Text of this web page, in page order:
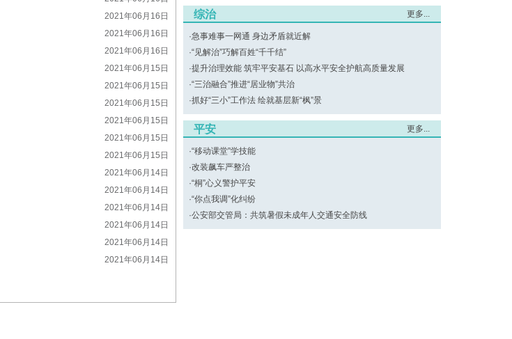
2021年06月16日
2021年06月16日
2021年06月16日
2021年06月15日
2021年06月15日
2021年06月15日
2021年06月15日
2021年06月15日
2021年06月15日
2021年06月14日
2021年06月14日
2021年06月14日
2021年06月14日
2021年06月14日
2021年06月14日
综治 更多...
·急事难事一网通 身边矛盾就近解
·“见解治”巧解百姓“千千结”
·提升治理效能 筑牢平安基石 以高水平安全护航高质量发展
·“三治融合”推进“居业物”共治
·抓好“三小”工作法 绘就基层新“枫”景
平安 更多...
·“移动课堂”学技能
·改装飙车严整治
·“桐”心义警护平安
·“你点我调”化纠纷
·公安部交管局：共筑暑假未成年人交通安全防线